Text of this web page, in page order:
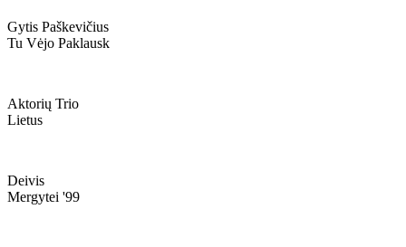
Gytis Paškevičius
Tu Vėjo Paklausk
Aktorių Trio
Lietus
Deivis
Mergytei '99